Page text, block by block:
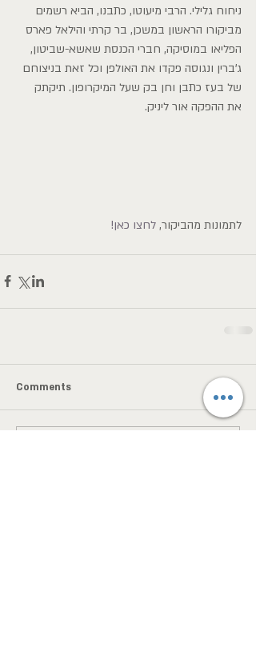
ניחוח גלילי. הרבי מיעוטו, כתבנו, הביא רשמים
מביקורו הראשון במשכן, בר קרתי והילאל פארס
הפליאו במוסיקה, חברי הכנסת שאשא-שביטון,
ג'ברין ונגוסה פקדו את האולפן וכל זאת בניצוחם
של בעז כתבן וחן בק שעל המיקרופון. תיקתק
את ההפקה אור ליניק.
לתמונות מהביקור, לחצו כאן!
Comments